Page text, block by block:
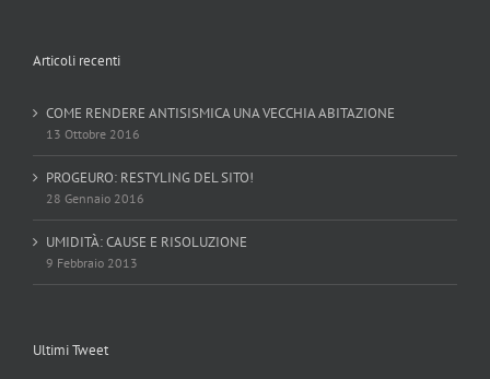
Articoli recenti
COME RENDERE ANTISISMICA UNA VECCHIA ABITAZIONE
13 Ottobre 2016
PROGEURO: RESTYLING DEL SITO!
28 Gennaio 2016
UMIDITÀ: CAUSE E RISOLUZIONE
9 Febbraio 2013
Ultimi Tweet